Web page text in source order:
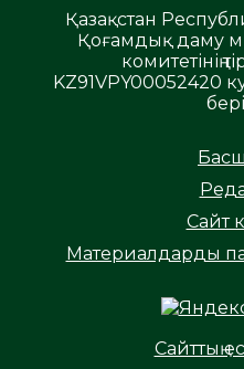
Қазақстан
Қоғамдық даму
комитетінің
KZ91VPY00052420
Сайт
Материалдарды
Сайттың